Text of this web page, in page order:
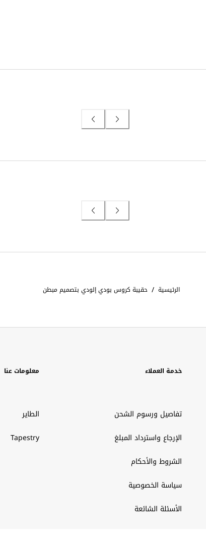
الرئيسية / حقيبة كروس بودي إلودي بتصميم مبطن
خدمة العملاء
تفاصيل ورسوم الشحن
الإرجاع واسترداد المبلغ
الشروط والأحكام
سياسة الخصوصية
الأسئلة الشائعة
معلومات عنا
الطاير
Tapestry